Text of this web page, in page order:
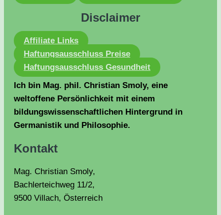
Disclaimer
Affiliate Links
Haftungsausschluss Preise
Haftungsausschluss Gesundheit
Ich bin Mag. phil. Christian Smoly, eine
weltoffene Persönlichkeit mit einem
bildungswissenschaftlichen Hintergrund in
Germanistik und Philosophie.
Kontakt
Mag. Christian Smoly,
Bachlerteichweg 11/2,
9500 Villach, Österreich